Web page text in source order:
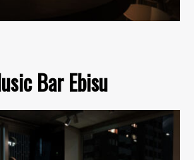
Bar Ebisu